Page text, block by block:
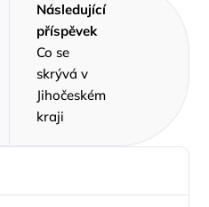
Následující
příspěvek
Co se
skrývá v
Jihočeském
kraji